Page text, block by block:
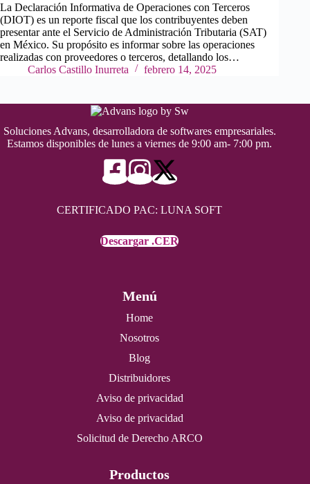
La Declaración Informativa de Operaciones con Terceros
(DIOT) es un reporte fiscal que los contribuyentes deben
presentar ante el Servicio de Administración Tributaria (SAT)
en México. Su propósito es informar sobre las operaciones
realizadas con proveedores o terceros, detallando los…
Carlos Castillo Inurreta
febrero 14, 2025
Soluciones Advans, desarrolladora de softwares empresariales.
Estamos disponibles de lunes a viernes de 9:00 am- 7:00 pm.
CERTIFICADO PAC: LUNA SOFT
Descargar .CER
Menú
Home
Nosotros
Blog
Distribuidores
Aviso de privacidad
Aviso de privacidad
Solicitud de Derecho ARCO
Productos